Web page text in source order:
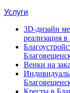
Услуги
3D-дизайн
реализация
Венки на
Кресты в